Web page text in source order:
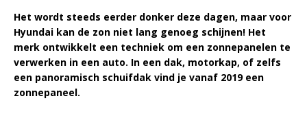
Het wordt steeds eerder donker deze dagen, maar voor
Hyundai kan de zon niet lang genoeg schijnen! Het
merk ontwikkelt een techniek om een zonnepanelen te
verwerken in een auto. In een dak, motorkap, of zelfs
een panoramisch schuifdak vind je vanaf 2019 een
zonnepaneel.